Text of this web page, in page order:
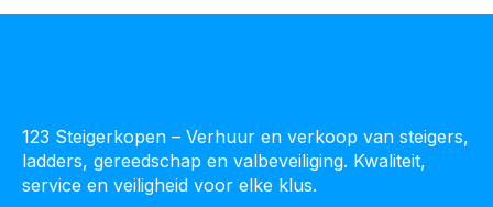
123 Steigerkopen – Verhuur en verkoop van steigers,
ladders, gereedschap en valbeveiliging. Kwaliteit,
service en veiligheid voor elke klus.